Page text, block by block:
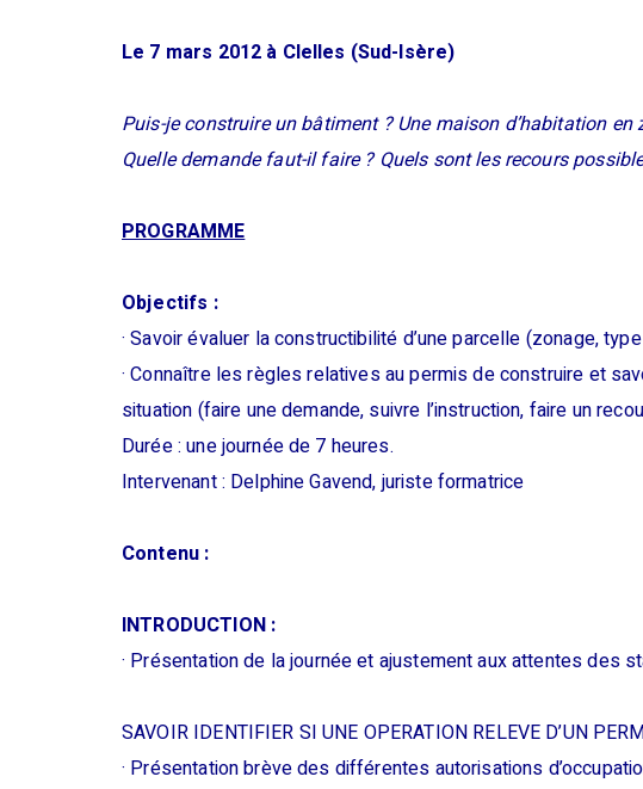
Le 7 mars 2012 à Clelles (Sud-Isère)
Puis-je construire un bâtiment ? Une maison d’habitation en
Quelle demande faut-il faire ? Quels sont les recours
PROGRAMME
Objectifs :
· Savoir évaluer la constructibilité d’une parcelle (zonage,
· Connaître les règles relatives au permis de construire et
situation (faire une demande, suivre l’instruction, faire un
Durée : une journée de 7 heures.
Intervenant : Delphine Gavend, juriste formatrice
Contenu :
INTRODUCTION :
· Présentation de la journée et ajustement aux attentes des
SAVOIR IDENTIFIER SI UNE OPERATION RELEVE D’UN
· Présentation brève des différentes autorisations